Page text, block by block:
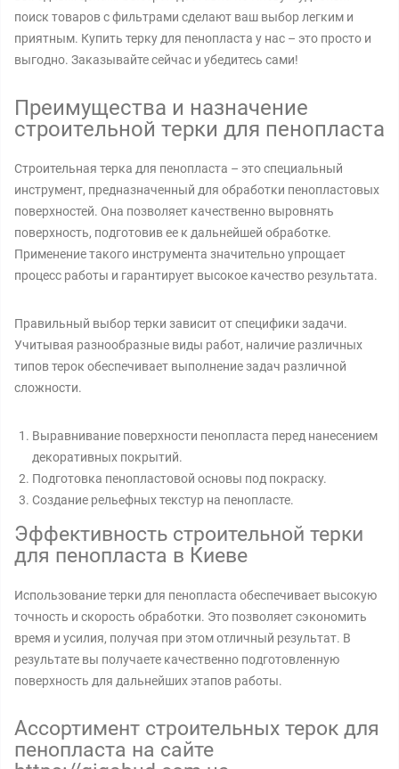
поиск товаров с фильтрами сделают ваш выбор легким и
приятным. Купить терку для пенопласта у нас – это просто и
выгодно. Заказывайте сейчас и убедитесь сами!
Преимущества и назначение
строительной терки для пенопласта
Строительная терка для пенопласта – это специальный
инструмент, предназначенный для обработки пенопластовых
поверхностей. Она позволяет качественно выровнять
поверхность, подготовив ее к дальнейшей обработке.
Применение такого инструмента значительно упрощает
процесс работы и гарантирует высокое качество результата.
Правильный выбор терки зависит от специфики задачи.
Учитывая разнообразные виды работ, наличие различных
типов терок обеспечивает выполнение задач различной
сложности.
Выравнивание поверхности пенопласта перед нанесением
декоративных покрытий.
Подготовка пенопластовой основы под покраску.
Создание рельефных текстур на пенопласте.
Эффективность строительной терки
для пенопласта в Киеве
Использование терки для пенопласта обеспечивает высокую
точность и скорость обработки. Это позволяет сэкономить
время и усилия, получая при этом отличный результат. В
результате вы получаете качественно подготовленную
поверхность для дальнейших этапов работы.
Ассортимент строительных терок для
пенопласта на сайте